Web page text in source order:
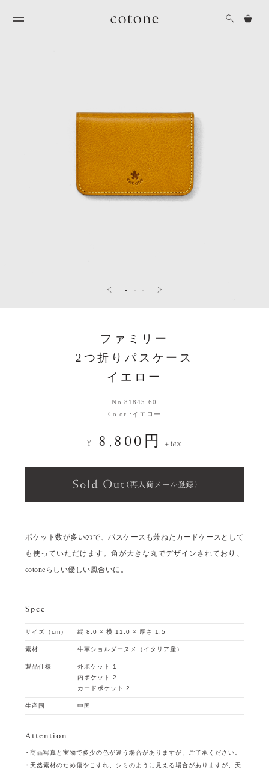
ファミリー
2つ折りパスケース
イエロー
No. 81845-60
Color : イエロー
¥ 8,800円 +tax
ポケット数が多いので、パスケースも兼ねたカードケースとして
も使っていただけます。角が大きな丸でデザインされており、
cotoneらしい優しい風合いに。
Spec
サイズ（cm） 縦 8.0 × 横 11.0 × 厚さ 1.5
素材 牛革ショルダーヌメ（イタリア産）
製品仕様
外ポケット 1
内ポケット 2
カードポケット 2
生産国 中国
Attention
商品写真と実物で多少の色が違う場合がありますが、ご了承ください。
天然素材のため傷やこすれ、シミのように見える場合がありますが、天